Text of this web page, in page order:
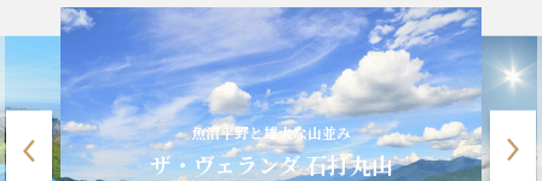
魚沼平野と雄大な山並み
ザ・ヴェランダ 石打丸山